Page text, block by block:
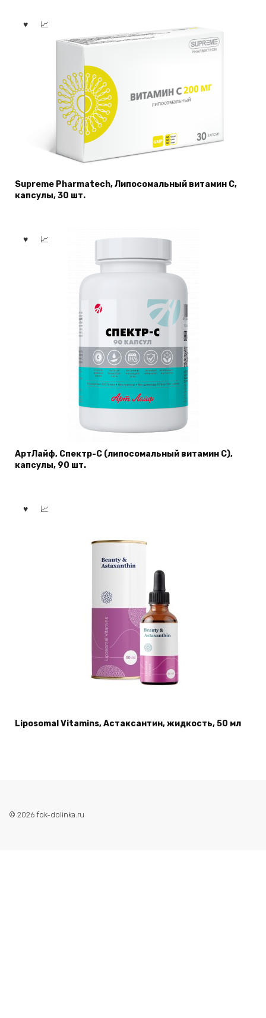
Supreme Pharmatech, Липосомальный витамин C,
капсулы, 30 шт.
АртЛайф, Спектр-С (липосомальный витамин С),
капсулы, 90 шт.
Liposomal Vitamins, Астаксантин, жидкость, 50 мл
© 2026 fok-dolinka.ru